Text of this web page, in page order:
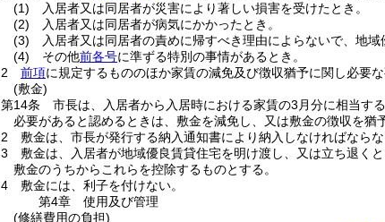
(1)
入居者又は同居者が災害により著しい損害を受けたとき。
(2)
入居者又は同居者が病気にかかったとき。
(3)
入居者又は同居者の責めに帰すべき理由によらないで、地
(4)
その他前各号に準ずる特別の事情があるとき。
2
前項に規定するもののほか家賃の減免及び徴収猶予に関し必要な
(敷金)
第14条
市長は、入居者から入居時における家賃の3月分に相当す
必要があると認めるときは、敷金を減免し、又は敷金の徴収を猶
2
敷金は、市長が発行する納入通知書により納入しなければならな
3
敷金は、入居者が地域優良賃貸住宅を明け渡し、又は立ち退くと
敷金のうちからこれらを控除するものとする。
4
敷金には、利子を付けない。
第4章
使用及び管理
(修繕費用の負担)